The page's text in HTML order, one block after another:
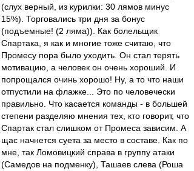
(слух верный, из курилки: 30 лямов минус
15%). Торговались три дня за бонус
(подъемные! (2 ляма)). Как болельщик
Спартака, я как и многие тоже считаю, что
Промесу пора было уходить. Он стал терять
мотивацию, а человек он очень хороший. И
попрощался очинь хорошо! Ну, а то что наши
отпустили на флажке... Это по человечески
правильно. Что касается команды - в большей
степени разделяю мнения тех, кто говорит, что
Спартак стал слишком от Промеса зависим. А
щас начнется суета за место в составе. Как по
мне, так Ломовицкий справа в группу атаки
(Самедов на подменку), Ташаев слева (Роша